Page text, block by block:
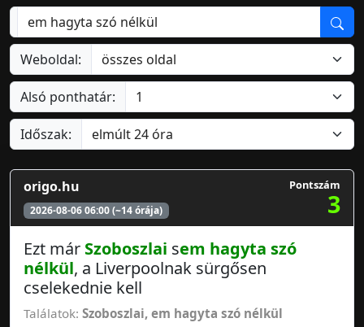
Weboldal:
Alsó ponthatár:
Időszak:
origo.hu
2026-08-06 06:00 (~14 órája)
Pontszám
3
Ezt már Szoboszlai sem hagyta szó
nélkül, a Liverpoolnak sürgősen
cselekednie kell
Találatok: Szoboszlai, em hagyta szó nélkül